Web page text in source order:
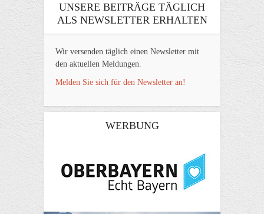
UNSERE BEITRÄGE TÄGLICH
ALS NEWSLETTER ERHALTEN
Wir versenden täglich einen Newsletter mit
den aktuellen Meldungen.
Melden Sie sich für den Newsletter an!
WERBUNG